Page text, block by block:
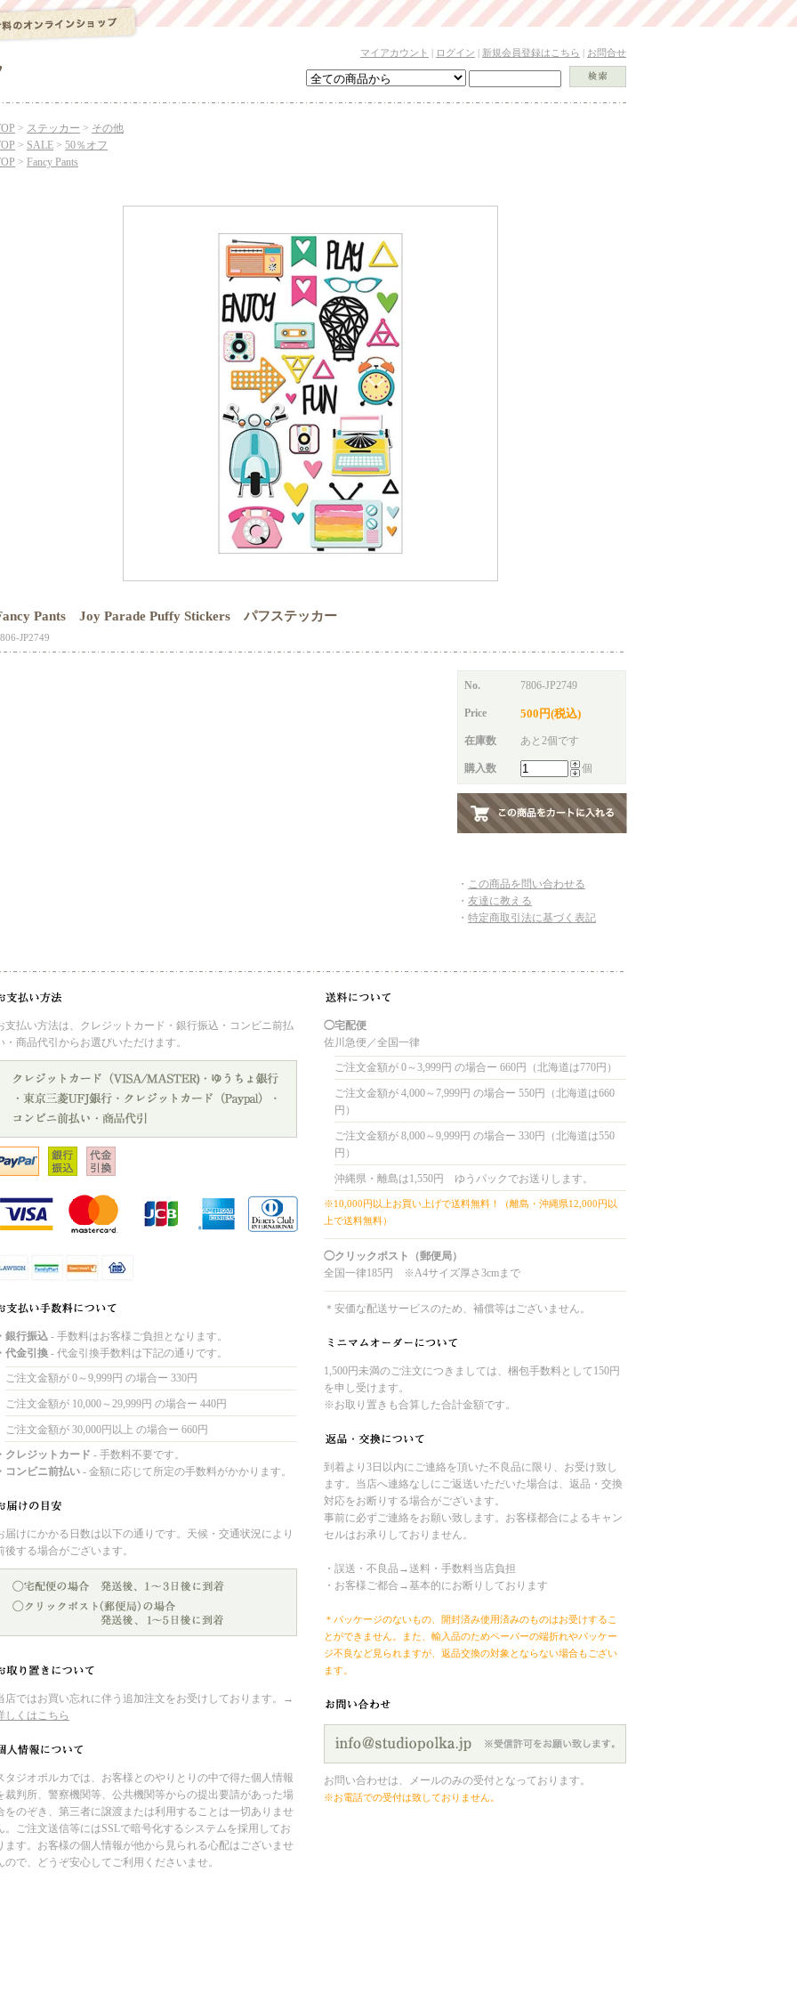
マイアカウント | ログイン | 新規会員登録はこちら | お問合せ
> ステッカー > その他
> SALE > 50％オフ
> Fancy Pants
Pants Joy Parade Puffy Stickers パフステッカー
JP2749
No. 7806-JP2749
Price 500円(税込)
在庫数 あと2個です
購入数 個
・ この商品を問い合わせる
・ 友達に教える
・ 特定商取引法に基づく表記
支払い方法は、クレジットカード・銀行振込・コンビニ前払
・商品代引からお選びいただけます。
銀行振込 - 手数料はお客様ご負担となります。
代金引換 - 代金引換手数料は下記の通りです。
ご注文金額が 0～9,999円 の場合ー 330円
ご注文金額が 10,000～29,999円 の場合ー 440円
ご注文金額が 30,000円以上 の場合ー 660円
クレジットカード - 手数料不要です。
コンビニ前払い - 金額に応じて所定の手数料がかかります。
届けにかかる日数は以下の通りです。天候・交通状況により
後する場合がございます。
店ではお買い忘れに伴う追加注文をお受けしております。→
しくはこちら
タジオポルカでは、お客様とのやりとりの中で得た個人情報
裁判所、警察機関等、公共機関等からの提出要請があった場
をのぞき、第三者に譲渡または利用することは一切ありませ
。ご注文送信等にはSSLで暗号化するシステムを採用してお
ます。お客様の個人情報が他から見られる心配はございませ
ので、どうぞ安心してご利用くださいませ。
◯宅配便
佐川急便／全国一律
ご注文金額が 0～3,999円 の場合ー 660円（北海道は770円）
ご注文金額が 4,000～7,999円 の場合ー 550円（北海道は660
円）
ご注文金額が 8,000～9,999円 の場合ー 330円（北海道は550
円）
沖縄県・離島は1,550円 ゆうパックでお送りします。
※10,000円以上お買い上げで送料無料！（離島・沖縄県12,000円以
上で送料無料）
◯クリックポスト（郵便局）
全国一律185円 ※A4サイズ厚さ3cmまで
＊安価な配送サービスのため、補償等はございません。
1,500円未満のご注文につきましては、梱包手数料として150円
を申し受けます。
※お取り置きも合算した合計金額です。
到着より3日以内にご連絡を頂いた不良品に限り、お受け致し
ます。当店へ連絡なしにご返送いただいた場合は、返品・交換
対応をお断りする場合がございます。
事前に必ずご連絡をお願い致します。お客様都合によるキャン
セルはお承りしておりません。
・誤送・不良品→送料・手数料当店負担
・お客様ご都合→基本的にお断りしております
＊パッケージのないもの、開封済み使用済みのものはお受けするこ
とができません。また、輸入品のためペーパーの端折れやパッケー
ジ不良など見られますが、返品交換の対象とならない場合もござい
ます。
お問い合わせは、メールのみの受付となっております。
※お電話での受付は致しておりません。